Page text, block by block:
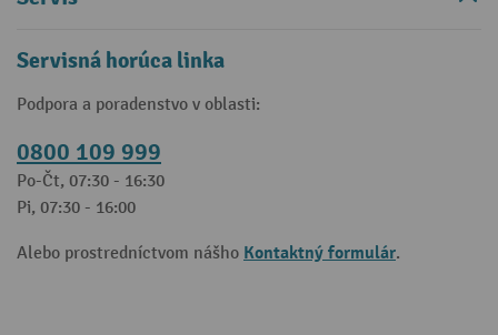
Servisná horúca linka
Podpora a poradenstvo v oblasti:
0800 109 999
Po-Čt, 07:30 - 16:30
Pi, 07:30 - 16:00
Alebo prostredníctvom nášho Kontaktný formulár.